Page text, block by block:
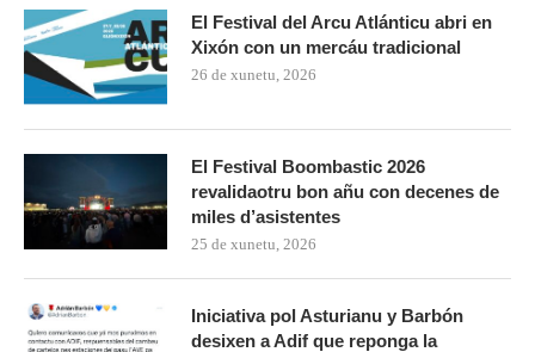
El Festival del Arcu Atlánticu abri en
Xixón con un mercáu tradicional
26 de xunetu, 2026
El Festival Boombastic 2026
revalidaotru bon añu con decenes de
miles d’asistentes
25 de xunetu, 2026
Iniciativa pol Asturianu y Barbón
desixen a Adif que reponga la